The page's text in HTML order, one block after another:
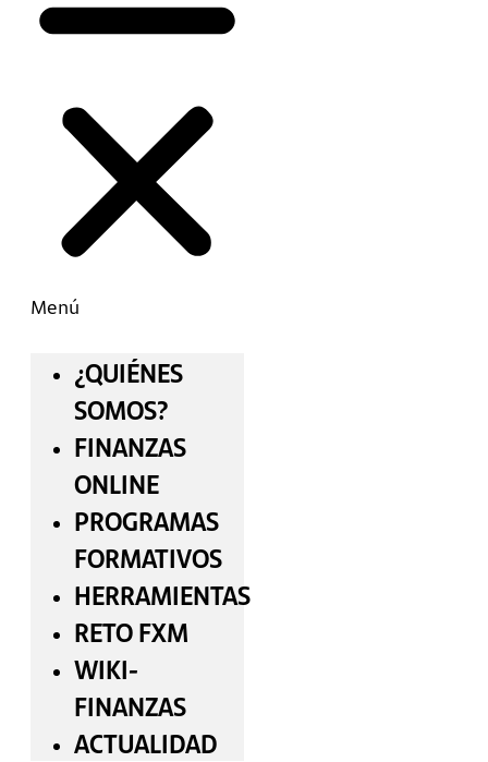
Menú
¿QUIÉNES
SOMOS?
FINANZAS
ONLINE
PROGRAMAS
FORMATIVOS
HERRAMIENTAS
RETO FXM
WIKI-
FINANZAS
ACTUALIDAD